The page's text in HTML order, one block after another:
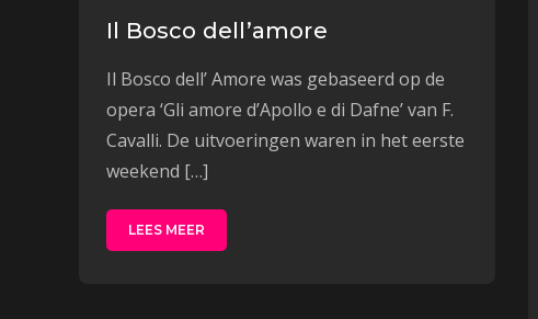
Il Bosco dell’amore
Il Bosco dell’ Amore was gebaseerd op de
opera ‘Gli amore d’Apollo e di Dafne’ van F.
Cavalli. De uitvoeringen waren in het eerste
weekend […]
LEES MEER